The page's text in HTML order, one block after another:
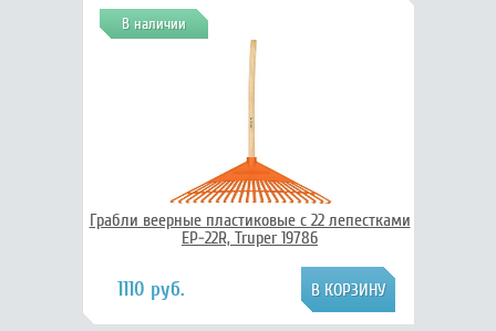
В наличии
Грабли веерные пластиковые с 22 лепестками
EP-22R, Truper 19786
1110 руб.